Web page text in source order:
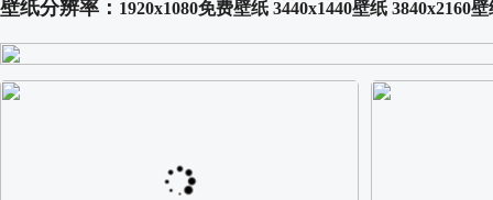
壁纸分辨率： 1920x1080免费壁纸 3440x1440壁纸 3840x2160壁